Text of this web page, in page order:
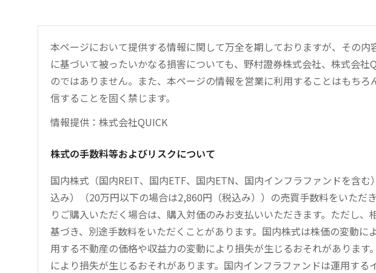
本ページにおいて提供する情報に関して万全を期しておりますが、その
に基づいて被ったいかなる損害についても、野村證券株式会社、株式会
のではありません。また、本ページの情報を営業に利用することはもち
信することを固く禁じます。
情報提供：株式会社QUICK
株式の手数料等およびリスクについて
国内株式（国内REIT、国内ETF、国内ETN、国内インフラファンドを含
込み）（20万円以下の場合は2,860円（税込み））の売買手数料をいただ
りご購入いただく場合は、購入対価のみお支払いいただきます。ただし
基づき、別途手数料をいただくことがあります。国内株式は株価の変動に
用する不動産の価格や収益力の変動により損失が生じるおそれがありま
により損失が生じるおそれがあります。国内インフラファンドは運用す